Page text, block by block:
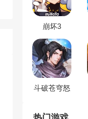
崩坏3
斗破苍穹怒